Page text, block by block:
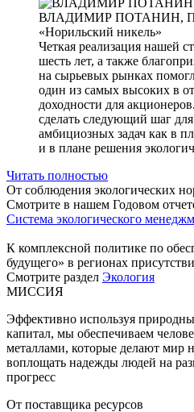
ВЛАДИМИР ПОТАНИН,
«Норильский никель»
Четкая реализация нашей
шесть лет, а также
на сырьевых рынках
один из самых высоких в
доходности для
сделать следующий шаг
амбициозных задач как в
и в плане решения
Читать полностью
От соблюдения экологических
Смотрите в нашем Годовом
Система экологического
К комплексной политике по
будущего» в регионах
Смотрите раздел Экология
МИССИЯ
Эффективно используя
капитал, мы обеспечиваем
металлами, которые делают мир
воплощать надежды людей на
прогресс
От поставщика ресурсов